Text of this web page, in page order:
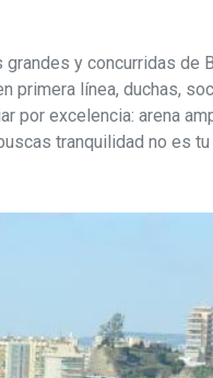
grandes y concurridas
primera línea, duchas,
por excelencia: arena
tranquilidad no es